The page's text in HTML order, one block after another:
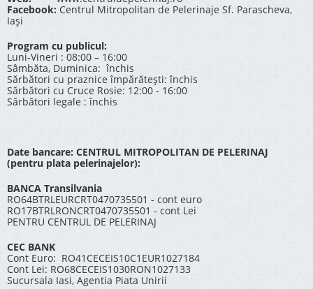
Facebook: Centrul Mitropolitan de Pelerinaje Sf. Parascheva,
Iași
Program cu publicul:
Luni-Vineri : 08:00 – 16:00
Sâmbăta, Duminica: închis
Sărbători cu praznice împărătești: închis
Sărbători cu Cruce Rosie: 12:00 - 16:00
Sărbători legale : închis
Date bancare: CENTRUL MITROPOLITAN DE PELERINAJ
(pentru plata pelerinajelor):
BANCA Transilvania
RO64BTRLEURCRT0470735501 - cont euro
RO17BTRLRONCRT0470735501 - cont Lei
PENTRU CENTRUL DE PELERINAJ
CEC BANK
Cont Euro: RO41CECEIS10C1EUR1027184
Cont Lei: RO68CECEIS1030RON1027133
Sucursala Iasi, Agentia Piata Unirii